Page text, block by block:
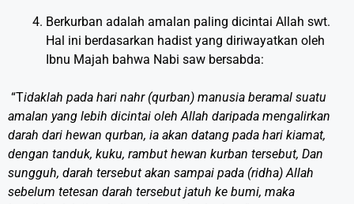
Berkurban adalah amalan paling dicintai Allah swt.
Hal ini berdasarkan hadist yang diriwayatkan oleh
Ibnu Majah bahwa Nabi saw bersabda:
“Tidaklah pada hari nahr (qurban) manusia beramal suatu
amalan yang lebih dicintai oleh Allah daripada mengalirkan
darah dari hewan qurban, ia akan datang pada hari kiamat,
dengan tanduk, kuku, rambut hewan kurban tersebut, Dan
sungguh, darah tersebut akan sampai pada (ridha) Allah
sebelum tetesan darah tersebut jatuh ke bumi, maka